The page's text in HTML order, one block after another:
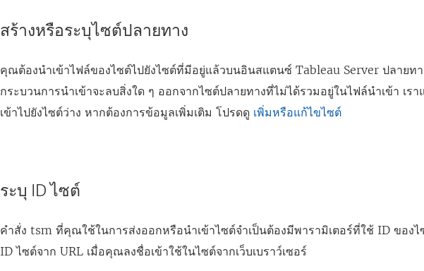
สร้างหรือระบุไซต์ปลายทาง
คุณต้องนำเข้าไฟล์ของไซต์ไปยังไซต์ที่มีอยู่แล้วบนอินสแตนซ์Tableau Server ปลายทา
กระบวนการนำเข้าจะลบสิ่งใด ๆ ออกจากไซต์ปลายทางที่ไม่ได้รวมอยู่ในไฟล์นำเข้า เร
เข้าไปยังไซต์ว่าง หากต้องการข้อมูลเพิ่มเติม โปรดดู เพิ่มหรือแก้ไขไซต์
ระบุ ID ไซต์
คำสั่ง tsm ที่คุณใช้ในการส่งออกหรือนำเข้าไซต์จำเป็นต้องมีพารามิเตอร์ที่ใช้ ID ของ
ID ไซต์จาก URL เมื่อคุณลงชื่อเข้าใช้ในไซต์จากเว็บเบราว์เซอร์